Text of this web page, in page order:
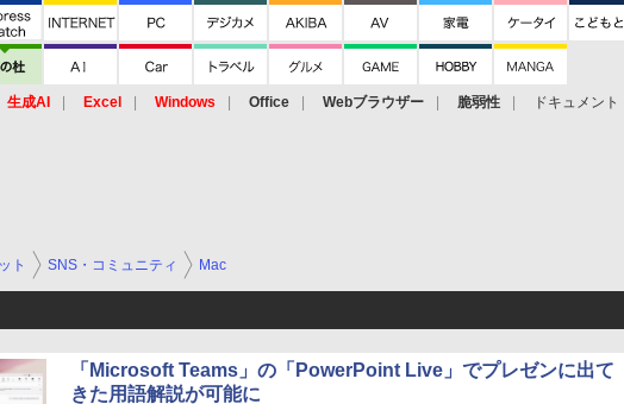
生成AI Excel Windows Office Webブラウザー 脆弱性 ドキュメント
ト SNS・コミュニティ Mac
「Microsoft Teams」の「PowerPoint Live」でプレゼンに出て
きた用語解説が可能に